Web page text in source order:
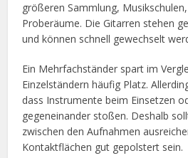
größeren Sammlung,
Proberäume. Die Gitarren stehen
und können schnell gewechselt
Ein Mehrfachständer spart im
Einzelständern häufig Platz.
dass Instrumente beim Einsetzen
gegeneinander stoßen. Deshalb
zwischen den Aufnahmen
Kontaktflächen gut gepolstert sein.